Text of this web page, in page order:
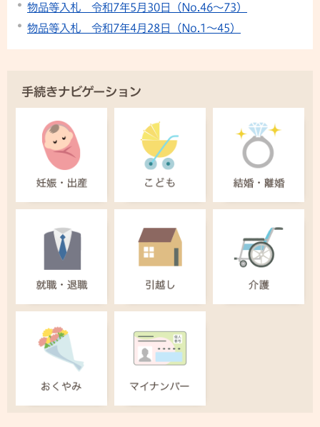
物品等入札 令和7年5月30日（No.46～73）
物品等入札 令和7年4月28日（No.1～45）
手続きナビゲーション